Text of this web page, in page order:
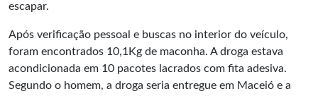
escapar.
Após verificação pessoal e buscas no interior do veículo,
foram encontrados 10,1Kg de maconha. A droga estava
acondicionada em 10 pacotes lacrados com fita adesiva.
Segundo o homem, a droga seria entregue em Maceió e a